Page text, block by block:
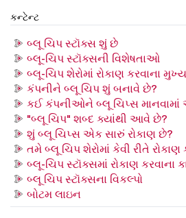
કન્ટેન્ટ
બ્લૂ ચિપ સ્ટૉક્સ શું છે
બ્લૂ-ચિપ સ્ટૉક્સની વિશેષતાઓ
બ્લૂ-ચિપ શેરોમાં રોકાણ કરવાના
કંપનીને બ્લૂ ચિપ શું બનાવે છે?
કઈ કંપનીઓને બ્લૂ ચિપ્સ
"બ્લૂ ચિપ" શબ્દ ક્યાંથી આવે છે?
શું બ્લૂ ચિપ્સ એક સારું રોકાણ છે?
તમે બ્લૂ ચિપ શેરોમાં કેવી રીતે રોકાણ
બ્લૂ-ચિપ સ્ટૉક્સમાં રોકાણ કરવાના
બ્લૂ ચિપ સ્ટૉક્સના વિકલ્પો
બોટમ લાઇન